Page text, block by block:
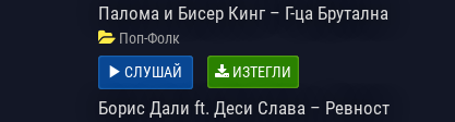
Палома и Бисер Кинг – Г-ца Брутална
Поп-Фолк
СЛУШАЙ
ИЗТЕГЛИ
Борис Дали ft. Деси Слава – Ревност